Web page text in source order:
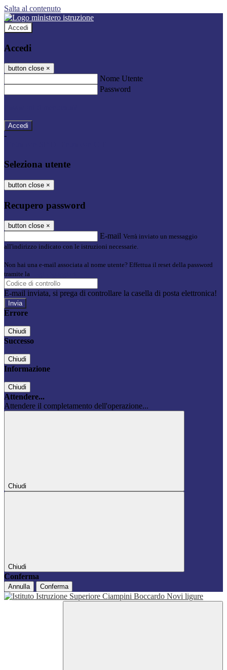
Salta al contenuto
Accedi
Accedi
button close ×
Nome Utente
Password
-
Seleziona utente
button close ×
Recupero password
button close ×
E-mail Verrà inviato un messaggio
all'indirizzo indicato con le istruzioni necessarie.
Non hai una e-mail associata al nome utente? Effettua il reset della password
tramite la
E-mail inviata, si prega di controllare la casella di posta elettronica!
Errore
Chiudi
Successo
Chiudi
Informazione
Chiudi
Attendere...
Attendere il completamento dell'operazione...
Chiudi
Chiudi
Conferma
Annulla Conferma